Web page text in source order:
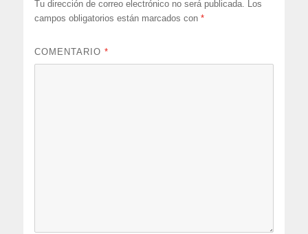
Tu dirección de correo electrónico no será publicada. Los
campos obligatorios están marcados con*
COMENTARIO*